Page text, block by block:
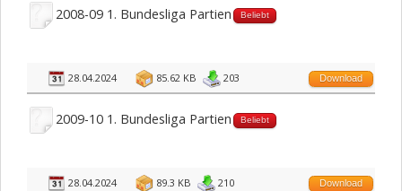
2008-09 1. Bundesliga Partien Beliebt
28.04.2024 85.62 KB 203 Download
2009-10 1. Bundesliga Partien Beliebt
28.04.2024 89.3 KB 210 Download